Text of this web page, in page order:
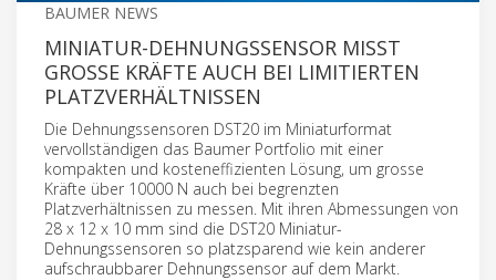
BAUMER NEWS
MINIATUR-DEHNUNGSSENSOR MISST
GROSSE KRÄFTE AUCH BEI LIMITIERTEN
PLATZVERHÄLTNISSEN
Die Dehnungssensoren DST20 im Miniaturformat
vervollständigen das Baumer Portfolio mit einer
kompakten und kosteneffizienten Lösung, um grosse
Kräfte über 10000 N auch bei begrenzten
Platzverhältnissen zu messen. Mit ihren Abmessungen von
28 x 12 x 10 mm sind die DST20 Miniatur-
Dehnungssensoren so platzsparend wie kein anderer
aufschraubbarer Dehnungssensor auf dem Markt.